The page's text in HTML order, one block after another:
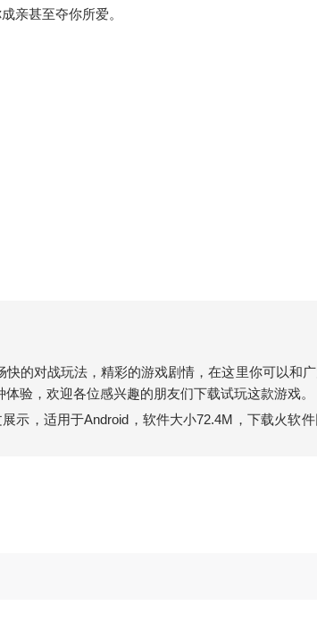
亲甚至夺你所爱。
的对战玩法，精彩的游戏剧情，在这里你可以和广
验，欢迎各位感兴趣的朋友们下载试玩这款游戏。
示，适用于Android，软件大小72.4M，下载火软件